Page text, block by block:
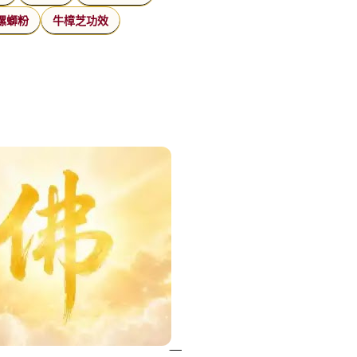
螄粉 牛樟芝功效